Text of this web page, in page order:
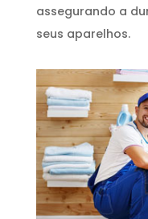
assegurando a
seus aparelhos.